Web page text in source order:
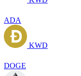
ADA
KWD
DOGE